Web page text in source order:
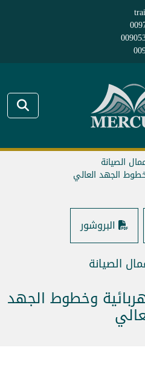
الصيانة
الجهد العالي
البروشور
الصيانة
وخطوط الجهد